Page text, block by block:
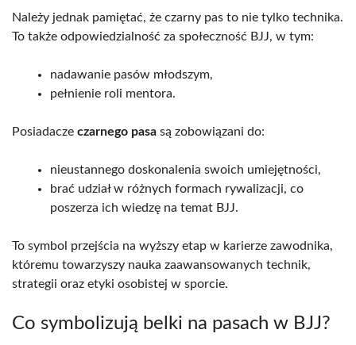
Należy jednak pamiętać, że czarny pas to nie tylko technika.
To także odpowiedzialność za społeczność BJJ, w tym:
nadawanie pasów młodszym,
pełnienie roli mentora.
Posiadacze czarnego pasa są zobowiązani do:
nieustannego doskonalenia swoich umiejętności,
brać udział w różnych formach rywalizacji, co
poszerza ich wiedzę na temat BJJ.
To symbol przejścia na wyższy etap w karierze zawodnika,
któremu towarzyszy nauka zaawansowanych technik,
strategii oraz etyki osobistej w sporcie.
Co symbolizują belki na pasach w BJJ?